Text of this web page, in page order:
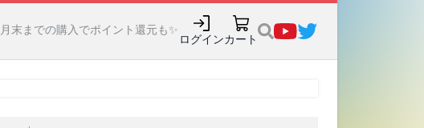
末までの購入でポイント還元も✨
ログインカート